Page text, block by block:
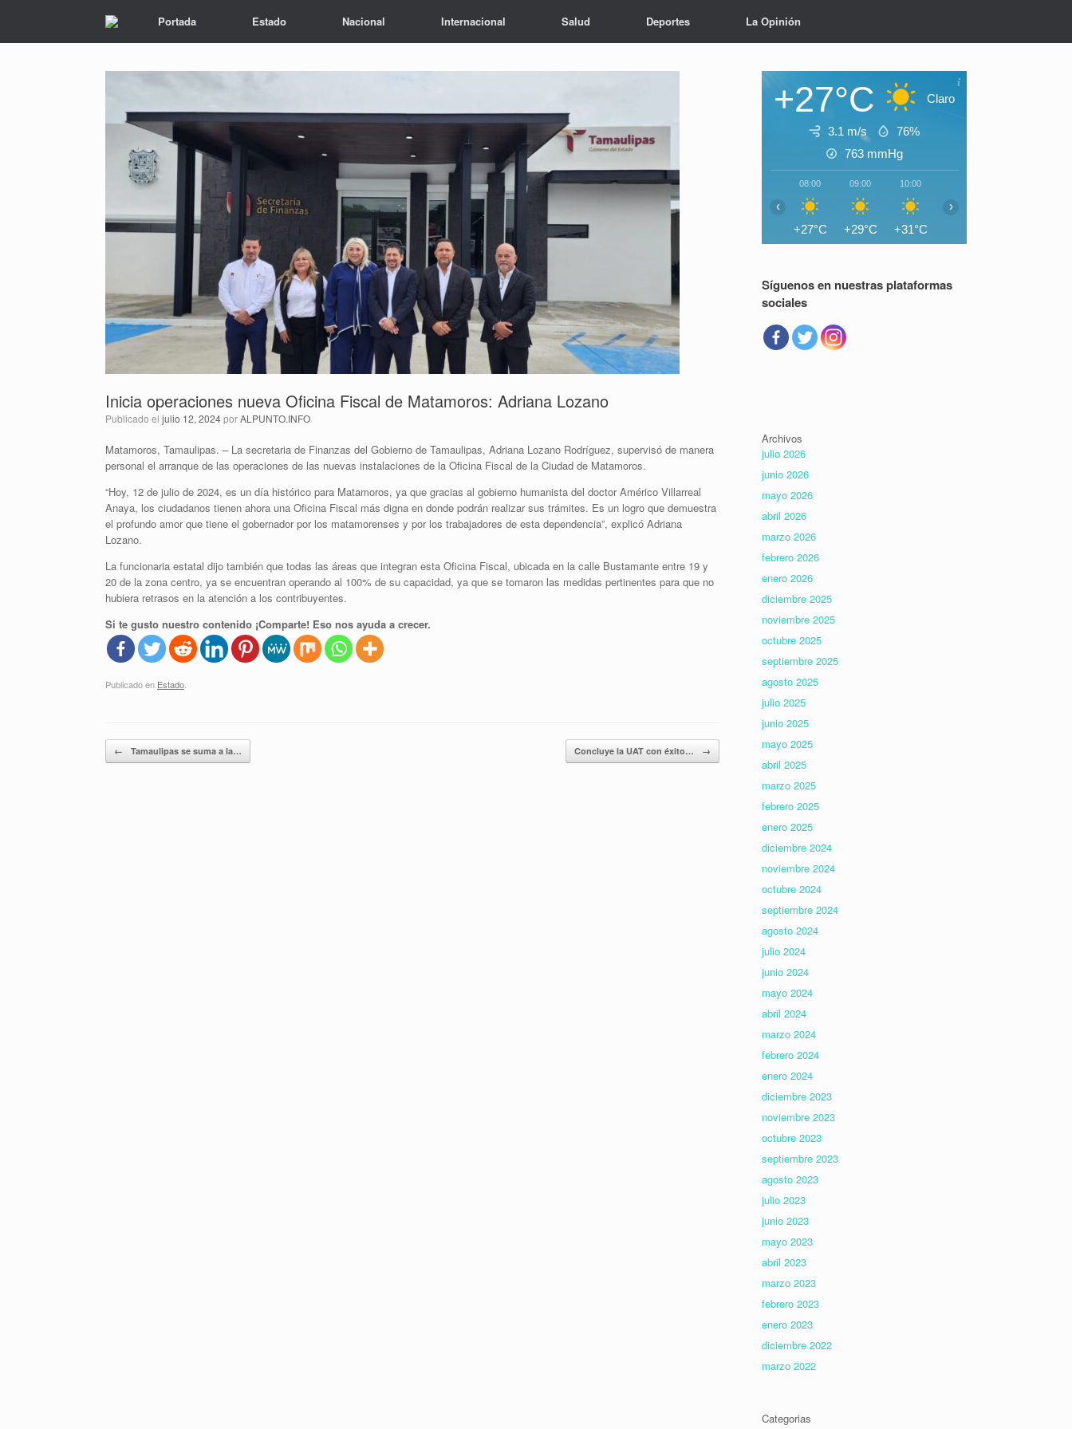
Portada Estado Nacional Internacional Salud Deportes La Opinión
Inicia operaciones nueva Oficina Fiscal de Matamoros: Adriana Lozano
Publicado el julio 12, 2024porALPUNTO.INFO
Matamoros, Tamaulipas. – La secretaria de Finanzas del Gobierno de Tamaulipas, Adriana Lozano Rodríguez, supervisó de manera
personal el arranque de las operaciones de las nuevas instalaciones de la Oficina Fiscal de la Ciudad de Matamoros.
“Hoy, 12 de julio de 2024, es un día histórico para Matamoros, ya que gracias al gobierno humanista del doctor Américo Villarreal
Anaya, los ciudadanos tienen ahora una Oficina Fiscal más digna en donde podrán realizar sus trámites. Es un logro que demuestra
el profundo amor que tiene el gobernador por los matamorenses y por los trabajadores de esta dependencia”, explicó Adriana
Lozano.
La funcionaria estatal dijo también que todas las áreas que integran esta Oficina Fiscal, ubicada en la calle Bustamante entre 19 y
20 de la zona centro, ya se encuentran operando al 100% de su capacidad, ya que se tomaron las medidas pertinentes para que no
hubiera retrasos en la atención a los contribuyentes.
Si te gusto nuestro contenido ¡Comparte! Eso nos ayuda a crecer.
Publicado en Estado
Navegador de artículos
← Tamaulipas se suma a la… Concluye la UAT con éxito… →
+27°C Claro
3.1 m/s
76%
763 mmHg
08:00
+27°C
09:00
+29°C
10:00
+31°C
‹ ›
Síguenos en nuestras plataformas
sociales
Archivos
julio 2026
junio 2026
mayo 2026
abril 2026
marzo 2026
febrero 2026
enero 2026
diciembre 2025
noviembre 2025
octubre 2025
septiembre 2025
agosto 2025
julio 2025
junio 2025
mayo 2025
abril 2025
marzo 2025
febrero 2025
enero 2025
diciembre 2024
noviembre 2024
octubre 2024
septiembre 2024
agosto 2024
julio 2024
junio 2024
mayo 2024
abril 2024
marzo 2024
febrero 2024
enero 2024
diciembre 2023
noviembre 2023
octubre 2023
septiembre 2023
agosto 2023
julio 2023
junio 2023
mayo 2023
abril 2023
marzo 2023
febrero 2023
enero 2023
diciembre 2022
marzo 2022
Categorias